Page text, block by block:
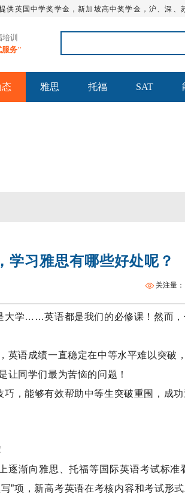
英国中学奖学金，新加坡高中奖学金，沪、深
训
服务"
态 雅思 托福 SAT
学习雅思有哪些好处呢？
关注量
大学……英语都是我们的必修课！然而，
英语成绩一直稳定在中等水平难以突破
让同学们最为苦恼的问题！
，能够有效帮助中等生突破重围，成
逐渐向雅思、托福等国际英语考试标准
”项，新高考英语在考核内容和考试形
托福火箭班 托福